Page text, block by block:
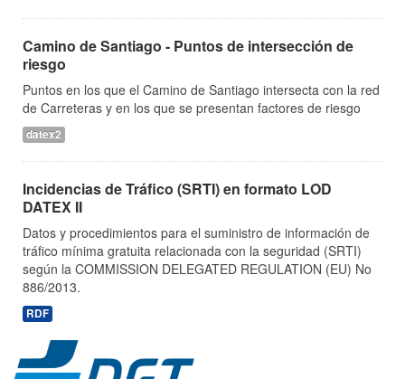
Camino de Santiago - Puntos de intersección de
riesgo
Puntos en los que el Camino de Santiago intersecta con la red
de Carreteras y en los que se presentan factores de riesgo
datex2
Incidencias de Tráfico (SRTI) en formato LOD
DATEX II
Datos y procedimientos para el suministro de información de
tráfico mínima gratuita relacionada con la seguridad (SRTI)
según la COMMISSION DELEGATED REGULATION (EU) No
886/2013.
RDF